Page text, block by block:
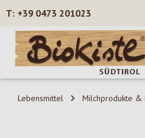
Zum Hauptinhalt springen
+39 0473 201023
Lebensmittel Milchprodukte &